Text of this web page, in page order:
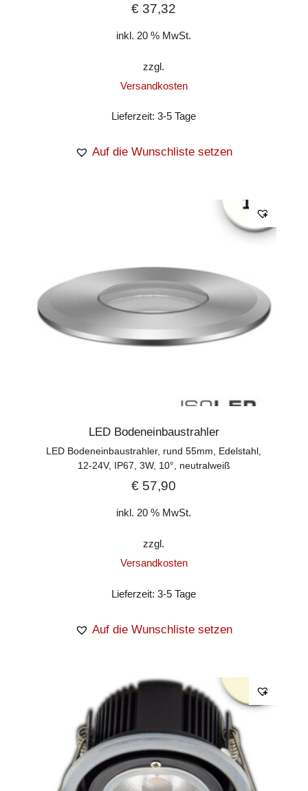
€ 37,32
inkl. 20 % MwSt.
zzgl.
Versandkosten
Lieferzeit:3-5 Tage
Auf die Wunschliste setzen
LED Bodeneinbaustrahler
LED Bodeneinbaustrahler, rund 55mm, Edelstahl,
12-24V, IP67, 3W, 10°, neutralweiß
€ 57,90
inkl. 20 % MwSt.
zzgl.
Versandkosten
Lieferzeit:3-5 Tage
Auf die Wunschliste setzen